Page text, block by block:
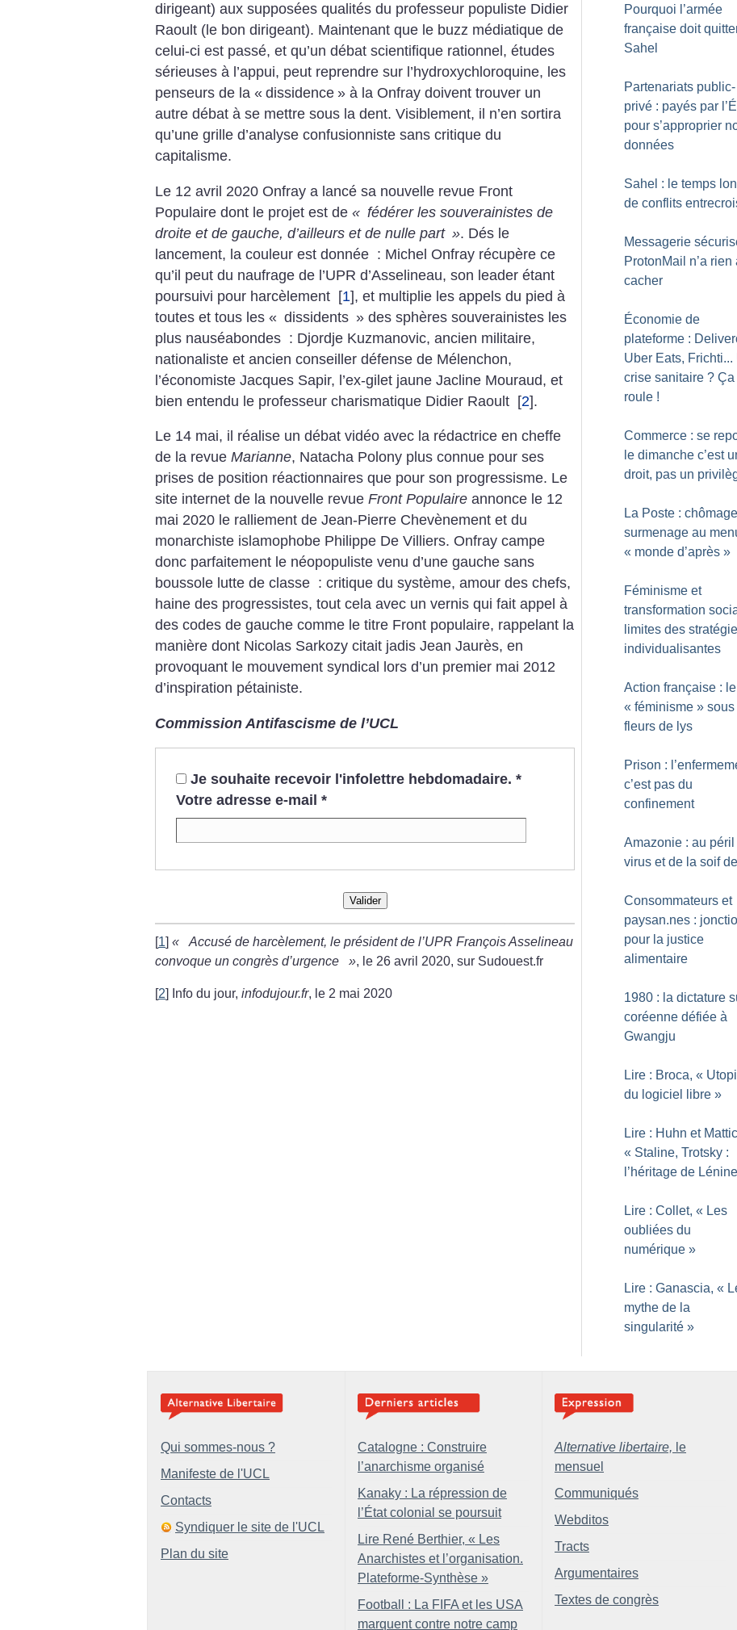
dirigeant) aux supposées qualités du professeur populiste Didier
Raoult (le bon dirigeant). Maintenant que le buzz médiatique de
celui-ci est passé, et qu’un débat scientifique rationnel, études
sérieuses à l’appui, peut reprendre sur l’hydroxychloroquine, les
penseurs de la « dissidence » à la Onfray doivent trouver un
autre débat à se mettre sous la dent. Visiblement, il n’en sortira
qu’une grille d’analyse confusionniste sans critique du
capitalisme.
Le 12 avril 2020 Onfray a lancé sa nouvelle revue Front
Populaire dont le projet est de « fédérer les souverainistes de
droite et de gauche, d’ailleurs et de nulle part ». Dés le
lancement, la couleur est donnée : Michel Onfray récupère ce
qu’il peut du naufrage de l’UPR d’Asselineau, son leader étant
poursuivi pour harcèlement [1], et multiplie les appels du pied à
toutes et tous les « dissidents » des sphères souverainistes les
plus nauséabondes : Djordje Kuzmanovic, ancien militaire,
nationaliste et ancien conseiller défense de Mélenchon,
l’économiste Jacques Sapir, l’ex-gilet jaune Jacline Mouraud, et
bien entendu le professeur charismatique Didier Raoult [2].
Le 14 mai, il réalise un débat vidéo avec la rédactrice en cheffe
de la revue Marianne, Natacha Polony plus connue pour ses
prises de position réactionnaires que pour son progressisme. Le
site internet de la nouvelle revue Front Populaire annonce le 12
mai 2020 le ralliement de Jean-Pierre Chevènement et du
monarchiste islamophobe Philippe De Villiers. Onfray campe
donc parfaitement le néopopuliste venu d’une gauche sans
boussole lutte de classe : critique du système, amour des chefs,
haine des progressistes, tout cela avec un vernis qui fait appel à
des codes de gauche comme le titre Front populaire, rappelant la
manière dont Nicolas Sarkozy citait jadis Jean Jaurès, en
provoquant le mouvement syndical lors d’un premier mai 2012
d’inspiration pétainiste.
Commission Antifascisme de l’UCL
Je souhaite recevoir l'infolettre hebdomadaire. *
Votre adresse e-mail *
Valider
[1] «
Accusé de harcèlement, le président de l’UPR François Asselineau
convoque un congrès d’urgence
», le 26 avril 2020, sur Sudouest.fr
[2] Info du jour, infodujour.fr, le 2 mai 2020
Pourquoi l’armée
française doit
Sahel
Partenariats public-
privé : payés par
pour s’approprier
données
Sahel : le temps
de conflits
Messagerie
ProtonMail n’a rien
cacher
Économie de
plateforme :
Uber Eats, Frichti...
crise sanitaire ? Ça
roule !
Commerce : se
le dimanche c’est
droit, pas un
La Poste :
surmenage au
« monde d’après »
Féminisme et
transformation
limites des
individualisantes
Action française : le
« féminisme » sous
fleurs de lys
Prison :
c’est pas du
confinement
Amazonie : au péril
virus et de la soif
Consommateurs et
paysan.nes :
pour la justice
alimentaire
1980 : la dictature
coréenne défiée à
Gwangju
Lire : Broca, «
du logiciel libre »
Lire : Huhn et
« Staline, Trotsky :
l’héritage de Lénine
Lire : Collet, « Les
oubliées du
numérique »
Lire : Ganascia, «
mythe de la
singularité »
Qui sommes-nous ?
Manifeste de l'UCL
Contacts
Syndiquer le site de l'UCL
Plan du site
Catalogne : Construire
l’anarchisme organisé
Kanaky : La répression de
l’État colonial se poursuit
Lire René Berthier, « Les
Anarchistes et l’organisation.
Plateforme-Synthèse »
Football : La FIFA et les USA
marquent contre notre camp
Alternative libertaire, le
mensuel
Communiqués
Webditos
Tracts
Argumentaires
Textes de congrès